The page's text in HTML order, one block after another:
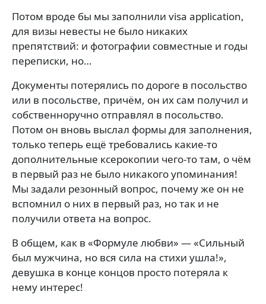
Потом вроде бы мы заполнили visa application,
для визы невесты не было никаких
препятствий: и фотографии совместные и годы
переписки, но…
Документы потерялись по дороге в посольство
или в посольстве, причём, он их сам получил и
собственноручно отправлял в посольство.
Потом он вновь выслал формы для заполнения,
только теперь ещё требовались какие-то
дополнительные ксерокопии чего-то там, о чём
в первый раз не было никакого упоминания!
Мы задали резонный вопрос, почему же он не
вспомнил о них в первый раз, но так и не
получили ответа на вопрос.
В общем, как в «Формуле любви» — «Сильный
был мужчина, но вся сила на стихи ушла!»,
девушка в конце концов просто потеряла к
нему интерес!